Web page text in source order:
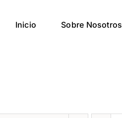
Inicio Sobre Nosotros